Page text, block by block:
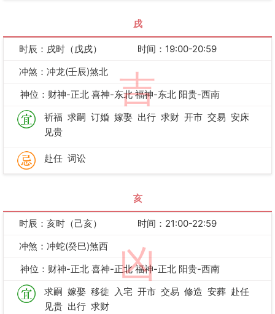
戌
吉
时辰：戌时（戊戌）
时间：19:00-20:59
冲煞：冲龙(壬辰)煞北
神位：财神-正北 喜神-东北 福神-东北 阳贵-西南
祈福 求嗣 订婚 嫁娶 出行 求财 开市 交易 安床
见贵
赴任 词讼
亥
凶
时辰：亥时（己亥）
时间：21:00-22:59
冲煞：冲蛇(癸巳)煞西
神位：财神-正北 喜神-正北 福神-正北 阳贵-西南
求嗣 嫁娶 移徙 入宅 开市 交易 修造 安葬 赴任
见贵 出行 求财